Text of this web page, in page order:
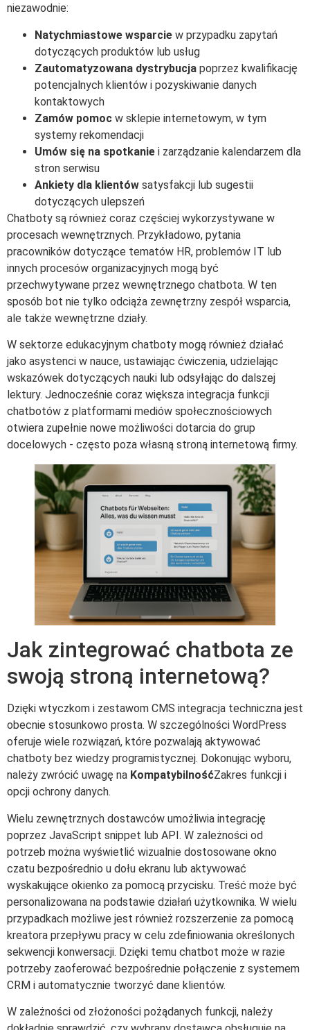
niezawodnie:
Natychmiastowe wsparcie w przypadku zapytań
dotyczących produktów lub usług
Zautomatyzowana dystrybucja poprzez kwalifikację
potencjalnych klientów i pozyskiwanie danych
kontaktowych
Zamów pomoc w sklepie internetowym, w tym
systemy rekomendacji
Umów się na spotkanie i zarządzanie kalendarzem dla
stron serwisu
Ankiety dla klientów satysfakcji lub sugestii
dotyczących ulepszeń
Chatboty są również coraz częściej wykorzystywane w
procesach wewnętrznych. Przykładowo, pytania
pracowników dotyczące tematów HR, problemów IT lub
innych procesów organizacyjnych mogą być
przechwytywane przez wewnętrznego chatbota. W ten
sposób bot nie tylko odciąża zewnętrzny zespół wsparcia,
ale także wewnętrzne działy.
W sektorze edukacyjnym chatboty mogą również działać
jako asystenci w nauce, ustawiając ćwiczenia, udzielając
wskazówek dotyczących nauki lub odsyłając do dalszej
lektury. Jednocześnie coraz większa integracja funkcji
chatbotów z platformami mediów społecznościowych
otwiera zupełnie nowe możliwości dotarcia do grup
docelowych - często poza własną stroną internetową firmy.
Jak zintegrować chatbota ze
swoją stroną internetową?
Dzięki wtyczkom i zestawom CMS integracja techniczna jest
obecnie stosunkowo prosta. W szczególności WordPress
oferuje wiele rozwiązań, które pozwalają aktywować
chatboty bez wiedzy programistycznej. Dokonując wyboru,
należy zwrócić uwagę na KompatybilnośćZakres funkcji i
opcji ochrony danych.
Wielu zewnętrznych dostawców umożliwia integrację
poprzez JavaScript snippet lub API. W zależności od
potrzeb można wyświetlić wizualnie dostosowane okno
czatu bezpośrednio u dołu ekranu lub aktywować
wyskakujące okienko za pomocą przycisku. Treść może być
personalizowana na podstawie działań użytkownika. W wielu
przypadkach możliwe jest również rozszerzenie za pomocą
kreatora przepływu pracy w celu zdefiniowania określonych
sekwencji konwersacji. Dzięki temu chatbot może w razie
potrzeby zaoferować bezpośrednie połączenie z systemem
CRM i automatycznie tworzyć dane klientów.
W zależności od złożoności pożądanych funkcji, należy